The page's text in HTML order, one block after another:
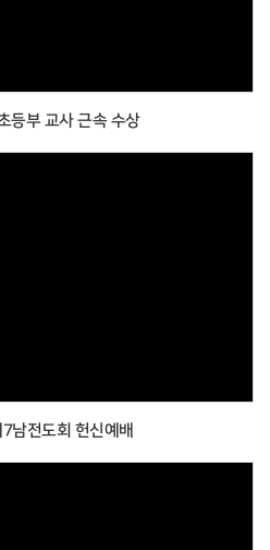
등부 교사 근속 수상
남전도회 헌신예배